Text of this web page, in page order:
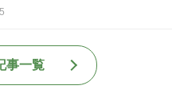
事一覧